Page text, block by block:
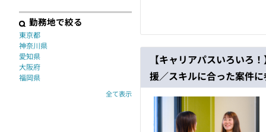
【キャリアパスいろいろ
援／スキルに合った案件
勤務地で絞る
東京都
神奈川県
愛知県
大阪府
福岡県
全て表示